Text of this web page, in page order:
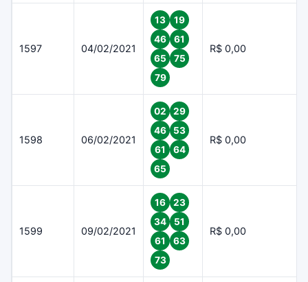
1597 04/02/2021
13
19
46
61
65
75
79
R$ 0,00
1598 06/02/2021
02
29
46
53
61
64
65
R$ 0,00
1599 09/02/2021
16
23
34
51
61
63
73
R$ 0,00